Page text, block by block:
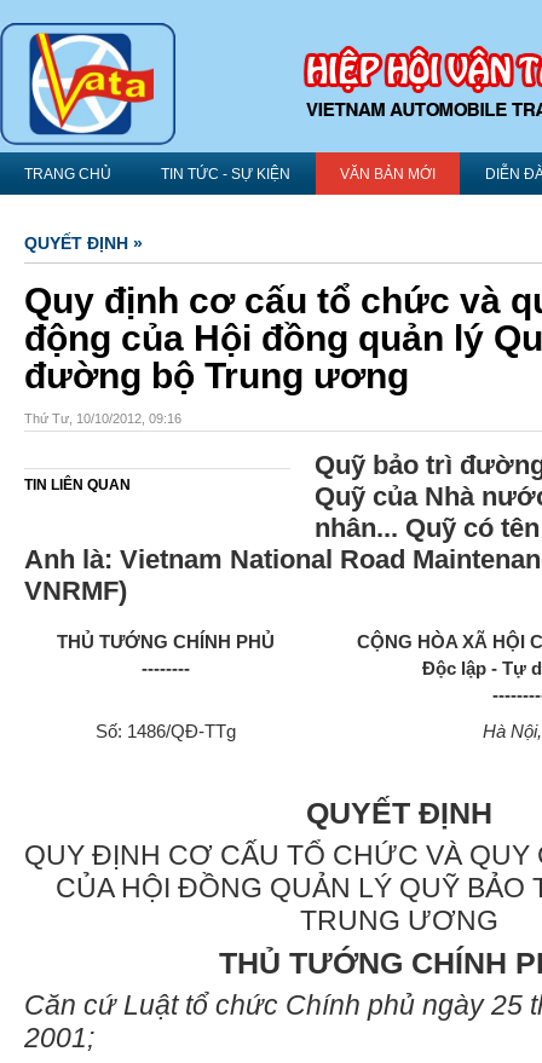
TRANG CHỦ TIN TỨC - SỰ KIỆN VĂN BẢN MỚI DIỄN
QUYẾT ĐỊNH »
Quy định cơ cấu tổ chức và
động của Hội đồng quản lý
đường bộ Trung ương
Thứ Tư, 10/10/2012, 09:16
TIN LIÊN QUAN
Quỹ bảo trì
Quỹ của Nhà
nhân... Quỹ có
Anh là: Vietnam National Road
VNRMF)
THỦ TƯỚNG CHÍNH PHỦ
--------
CỘNG HÒA XÃ HỘI
Độc lập - Tự
Số: 1486/QĐ-TTg
Hà
QUYẾT ĐỊNH
QUY ĐỊNH CƠ CẤU TỔ CHỨC VÀ QUY
CỦA HỘI ĐỒNG QUẢN LÝ QUỸ
TRUNG ƯƠNG
THỦ TƯỚNG CHÍNH
Căn cứ Luật tổ chức Chính phủ ngày 25
2001;